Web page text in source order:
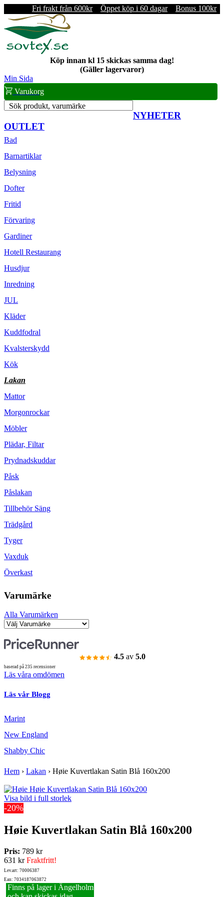
Fri frakt från 600kr Öppet köp i 60 dagar Bonus 100kr
Köp innan kl 15 skickas samma dag!
(Gäller lagervaror)
Min Sida
Varukorg
Sök produkt, varumärke
NYHETER
OUTLET
Bad
Barnartiklar
Belysning
Dofter
Fritid
Förvaring
Gardiner
Hotell Restaurang
Husdjur
Inredning
JUL
Kläder
Kuddfodral
Kvalsterskydd
Kök
Lakan
Mattor
Morgonrockar
Möbler
Plädar, Filtar
Prydnadskuddar
Påsk
Påslakan
Tillbehör Säng
Trädgård
Tyger
Vaxduk
Överkast
Varumärke
Alla Varumärken
4.5 av 5.0
baserad på 235 recensioner
Läs våra omdömen
Läs vår Blogg
Marint
New England
Shabby Chic
Hem › Lakan › Høie Kuvertlakan Satin Blå 160x200
Visa bild i full storlek
-20%
Høie Kuvertlakan Satin Blå 160x200
Pris: 789 kr
631 krFraktfritt!
Lev.art: 70006387
Ean: 7034187063872
Finns på lager i Ängelholm